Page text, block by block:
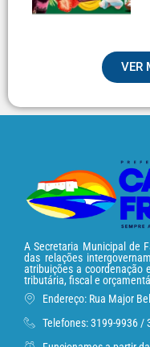
VER
A Secretaria Municipal de
das relações
atribuições a coordenação
tributária, fiscal e
Endereço: Rua Major
Telefones: 3199-9936 /